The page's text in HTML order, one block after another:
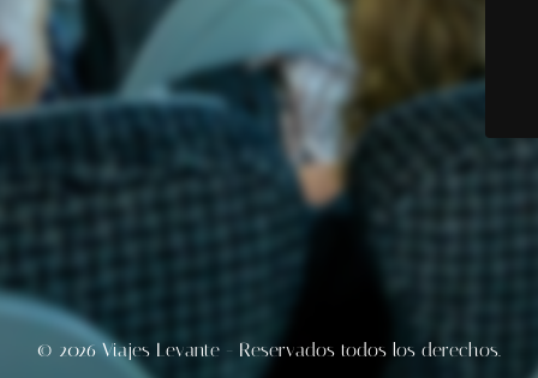
© 2026 Viajes Levante - Reservados todos los derechos.